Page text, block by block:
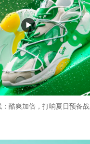
酷爽加倍，打响夏日预备战